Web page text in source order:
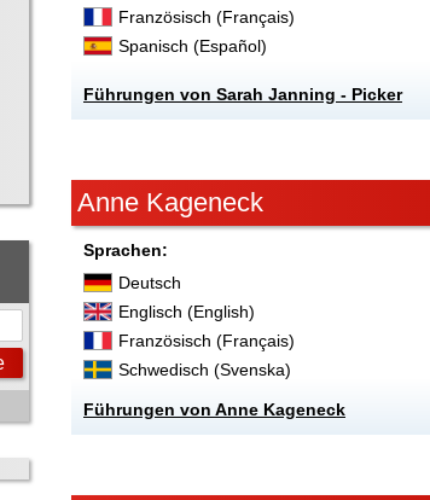
Französisch (Français)
Spanisch (Español)
Führungen von Sarah Janning - Picker
Anne Kageneck
Sprachen:
Deutsch
Englisch (English)
Französisch (Français)
Schwedisch (Svenska)
Führungen von Anne Kageneck